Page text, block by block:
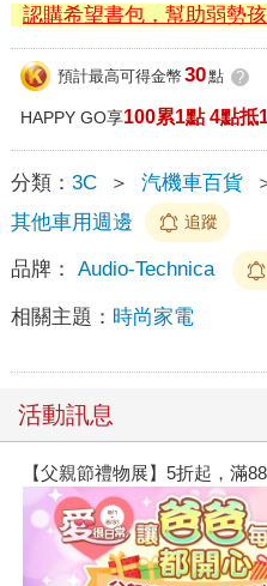
認購希望書包，幫助弱勢
預計最高可得金幣 30點 ?
HAPPY GO享100累1點 4點抵
分類： 3C ＞ 汽機車百貨
其他車用週邊
追蹤
品牌： Audio-Technica
相關主題： 時尚家電
活動訊息
【父親節禮物展】5折起，滿